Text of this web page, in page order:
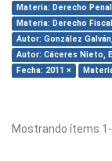
Materia: Derecho
Materia: Derecho
Autor: González
Autor: Cáceres Nieto,
Fecha: 2011 ×
Mostrando ítems 1-